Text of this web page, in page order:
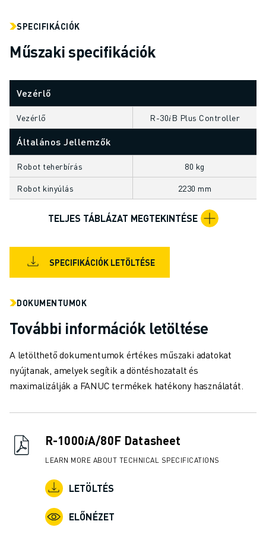
ELEKTRONIKA
ÉLELMISZER- ÉS ITALGYÁRTÁS
ORVOSTECHNOLÓGIA
MŰANYAGOK
RAKTÁROZÁS, LOGISZTIKA, POSTA ÉS CSOMAGKÜLDÉS
ALKALMAZÁSOK
5 TENGELYES MEGMUNKÁLÁS
ÍVHEGESZTÉS
ÖSSZESZERELÉS
CNC KÖSZÖRÜLÉS
CNC MARÁS
CNC ESZTERGÁLÁS
FRÖCCSÖNTÉS
GÉPKISZOLGÁLÁS
ANYAGMOZGATÁS
PONTHEGESZTÉS
HUZALOS EDM VÁGÁS
ESETTANULMÁNYOK
ÜGYFÉLSZOLGÁLAT
KARBANTARTÁSI SZOLGÁTATÁSOK
TÁVOLI MŰSZAKI TÁMOGATÁS
PÓTALKATRÉSZEK
DIGITÁLIS SZOLGÁLTATÁSI ESZKÖZÖK
LETÖLTÉSI KÖZPONT " MYFANUC
SPECIFIKÁCIÓK
Műszaki specifikációk
Vezérlő
Vezérlő R-30𝑖B Plus Controller
Általános Jellemzők
Robot teherbírás 80 kg
Robot kinyúlás 2230 mm
TELJES TÁBLÁZAT MEGTEKINTÉSE
SPECIFIKÁCIÓK LETÖLTÉSE
DOKUMENTUMOK
További információk letöltése
A letölthető dokumentumok értékes műszaki adatokat
nyújtanak, amelyek segítik a döntéshozatalt és
maximalizálják a FANUC termékek hatékony használatát.
R-1000𝑖A/80F Datasheet
LEARN MORE ABOUT TECHNICAL SPECIFICATIONS
LETÖLTÉS
ELŐNÉZET